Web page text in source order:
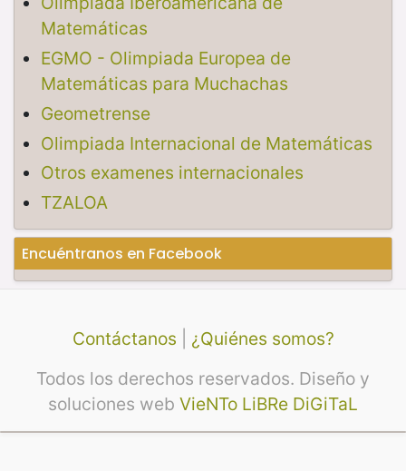
Matemáticas
EGMO - Olimpiada Europea de
Matemáticas para Muchachas
Geometrense
Olimpiada Internacional de Matemáticas
Otros examenes internacionales
TZALOA
Encuéntranos en Facebook
Contáctanos
¿Quiénes somos?
Todos los derechos reservados. Diseño y
soluciones web VieNTo LiBRe DiGiTaL